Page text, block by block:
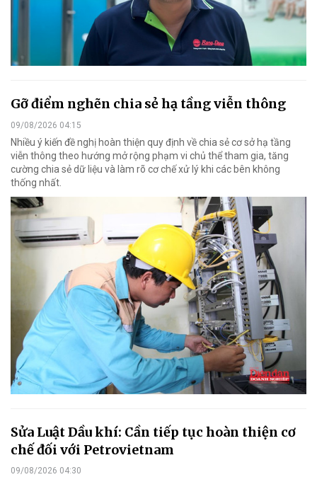
Gỡ điểm nghẽn chia sẻ hạ tầng viễn thông
09/08/2026 04:15
Nhiều ý kiến đề nghị hoàn thiện quy định về chia sẻ cơ sở hạ tầng
viễn thông theo hướng mở rộng phạm vi chủ thể tham gia, tăng
cường chia sẻ dữ liệu và làm rõ cơ chế xử lý khi các bên không
thống nhất.
Sửa Luật Dầu khí: Cần tiếp tục hoàn thiện cơ
chế đối với Petrovietnam
09/08/2026 04:30